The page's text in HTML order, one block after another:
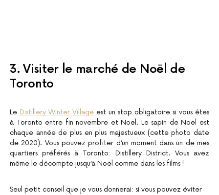
3. Visiter le marché de Noël de
Toronto
Le Distillery Winter Village est un stop obligatoire si vous êtes
à Toronto entre fin novembre et Noël. Le sapin de Noël est
chaque année de plus en plus majestueux (cette photo date
de 2020). Vous pouvez profiter d’un moment dans un de mes
quartiers préférés à Toronto: Distillery District. Vous avez
même le décompte jusqu’à Noël comme dans les films !
Seul petit conseil que je vous donnerai: si vous pouvez éviter